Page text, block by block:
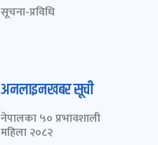
सूचना-प्रविधि
अनलाइनखबर सूची
नेपालका ५० प्रभावशाली
महिला २०८२